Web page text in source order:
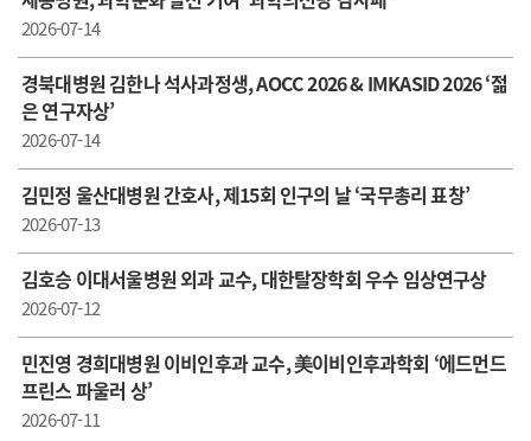
2026-07-14
경북대병원 김한나 석사과정생, AOCC 2026 & IMKASID 2026 ‘젊
은 연구자상’
2026-07-14
김민정 울산대병원 간호사, 제15회 인구의 날 ‘국무총리 표창’
2026-07-13
김호승 이대서울병원 외과 교수, 대한탈장학회 우수 임상연구상
2026-07-12
민진영 경희대병원 이비인후과 교수, 美이비인후과학회 ‘에드먼드
프린스 파울러 상’
2026-07-11